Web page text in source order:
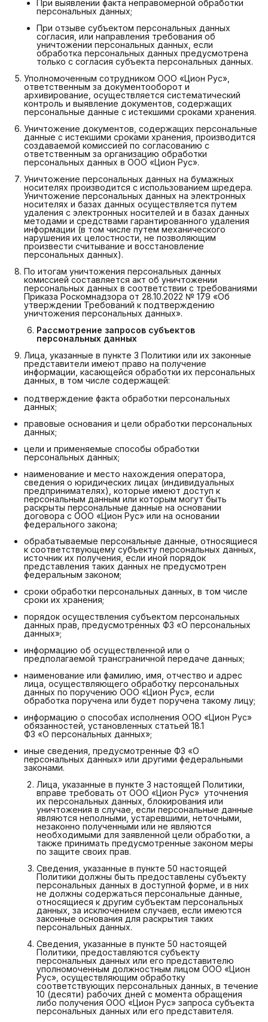
При выявлении факта неправомерной обработки
персональных данных;
При отзыве субъектом персональных данных
согласия, или направления требования об
уничтожении персональных данных, если
обработка персональных данных предусмотрена
только с согласия субъекта персональных данных.
Уполномоченным сотрудником ООО «Цион Рус»,
ответственным за документооборот и
архивирование, осуществляется систематический
контроль и выявление документов, содержащих
персональные данные с истекшими сроками хранения.
Уничтожение документов, содержащих персональные
данные с истекшими сроками хранения, производится
создаваемой комиссией по согласованию с
ответственным за организацию обработки
персональных данных в ООО «Цион Рус».
Уничтожение персональных данных на бумажных
носителях производится с использованием шредера.
Уничтожение персональных данных на электронных
носителях и базах данных осуществляется путем
удаления с электронных носителей и в базах данных
методами и средствами гарантированного удаления
информации (в том числе путем механического
нарушения их целостности, не позволяющим
произвести считывание и восстановление
персональных данных).
По итогам уничтожения персональных данных
комиссией составляется акт об уничтожении
персональных данных в соответствии с требованиями
Приказа Роскомнадзора от 28.10.2022 № 179 «Об
утверждении Требований к подтверждению
уничтожения персональных данных».
Рассмотрение запросов субъектов
персональных данных
Лица, указанные в пункте 3 Политики или их законные
представители имеют право на получение
информации, касающейся обработки их персональных
данных, в том числе содержащей:
подтверждение факта обработки персональных
данных;
правовые основания и цели обработки персональных
данных;
цели и применяемые способы обработки
персональных данных;
наименование и место нахождения оператора,
сведения о юридических лицах (индивидуальных
предпринимателях), которые имеют доступ к
персональным данным или которым могут быть
раскрыты персональные данные на основании
договора с ООО «Цион Рус» или на основании
федерального закона;
обрабатываемые персональные данные, относящиеся
к соответствующему субъекту персональных данных,
источник их получения, если иной порядок
представления таких данных не предусмотрен
федеральным законом;
сроки обработки персональных данных, в том числе
сроки их хранения;
порядок осуществления субъектом персональных
данных прав, предусмотренных ФЗ «О персональных
данных»;
информацию об осуществленной или о
предполагаемой трансграничной передаче данных;
наименование или фамилию, имя, отчество и адрес
лица, осуществляющего обработку персональных
данных по поручению ООО «Цион Рус», если
обработка поручена или будет поручена такому лицу;
информацию о способах исполнения ООО «Цион Рус»
обязанностей, установленных статьей 18.1
ФЗ «О персональных данных»;
иные сведения, предусмотренные ФЗ «О
персональных данных» или другими федеральными
законами.
Лица, указанные в пункте 3 настоящей Политики,
вправе требовать от ООО «Цион Рус» уточнения
их персональных данных, блокирования или
уничтожения в случае, если персональные данные
являются неполными, устаревшими, неточными,
незаконно полученными или не являются
необходимыми для заявленной цели обработки, а
также принимать предусмотренные законом меры
по защите своих прав.
Сведения, указанные в пункте 50 настоящей
Политики должны быть предоставлены субъекту
персональных данных в доступной форме, и в них
не должны содержаться персональные данные,
относящиеся к другим субъектам персональных
данных, за исключением случаев, если имеются
законные основания для раскрытия таких
персональных данных.
Сведения, указанные в пункте 50 настоящей
Политики, предоставляются субъекту
персональных данных или его представителю
уполномоченным должностным лицом ООО «Цион
Рус», осуществляющим обработку
соответствующих персональных данных, в течение
10 (десяти) рабочих дней с момента обращения
либо получения ООО «Цион Рус» запроса субъекта
персональных данных или его представителя.